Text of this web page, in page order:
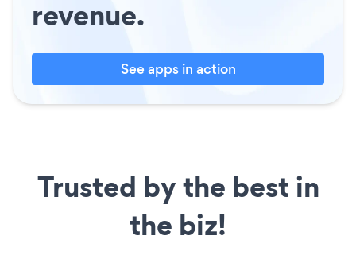
revenue.
See apps in action
Trusted by the best in
the biz!